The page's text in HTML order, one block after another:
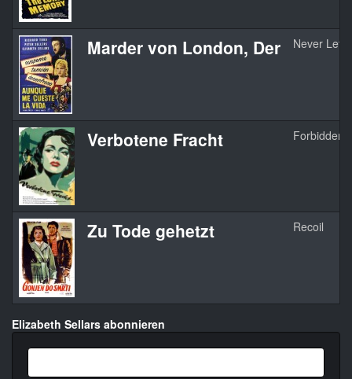
Marder von London, Der Never Let
Verbotene Fracht Forbidden
Zu Tode gehetzt Recoil
Elizabeth Sellars abonnieren